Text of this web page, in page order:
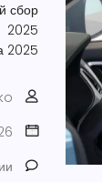
сбор
2025
2025